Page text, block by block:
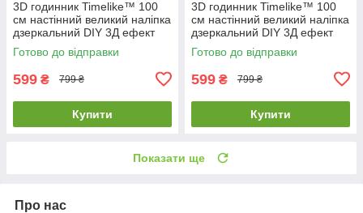
3D годинник Timelike™ 100
см настінний великий наліпка
дзеркальний DIY 3Д ефект
Написи-G золотистий
Готово до відправки
599 ₴ 799 ₴
Купити
3D годинник Timelike™ 100
см настінний великий наліпка
дзеркальний DIY 3Д ефект
Арабські3-S сріблястий
Готово до відправки
599 ₴ 799 ₴
Купити
Показати ще
Про нас